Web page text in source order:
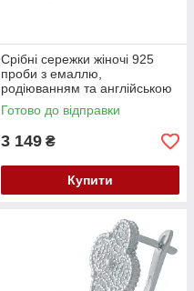
Срібні сережки жіночі 925
проби з емаллю,
родіюванням та англійською
застібкою
Готово до відправки
3 149 ₴
Купити